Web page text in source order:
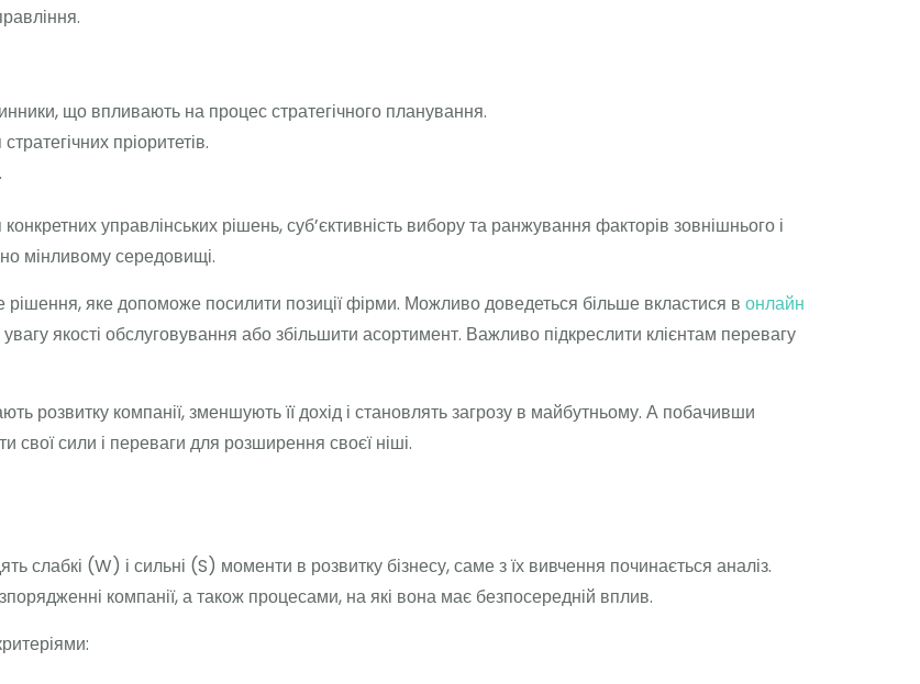
що впливають на процес стратегічного планування.
пріоритетів.
управлінських рішень, суб’єктивність вибору та ранжування факторів зовнішнього і
мінливому середовищі.
рішення, яке допоможе посилити позиції фірми. Можливо доведеться більше вкластися в онлайн
якості обслуговування або збільшити асортимент. Важливо підкреслити клієнтам перевагу
розвитку компанії, зменшують її дохід і становлять загрозу в майбутньому. А побачивши
свої сили і переваги для розширення своєї ніші.
слабкі (W) і сильні (S) моменти в розвитку бізнесу, саме з їх вивчення починається аналіз.
компанії, а також процесами, на які вона має безпосередній вплив.